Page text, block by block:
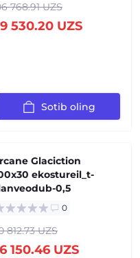
768.91 UZS
530.20 UZS
Sotib oling
Glaciction
ekostureil_t-
0,5
0
812.73 UZS
150.46 UZS